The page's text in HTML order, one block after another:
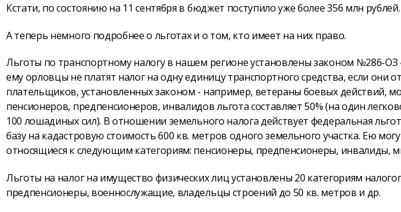
Кстати, по состоянию на 11 сентября в бюджет поступило уже более 356 млн рублей.
А теперь немного подробнее о льготах и о том, кто имеет на них право.
Льготы по транспортному налогу в нашем регионе установлены законом №286-ОЗ
ему орловцы не платят налог на одну единицу транспортного средства, если они
плательщиков, установленных законом - например, ветераны боевых действий,
пенсионеров, предпенсионеров, инвалидов льгота составляет 50% (на один
100 лошадиных сил). В отношении земельного налога действует федеральная
базу на кадастровую стоимость 600 кв. метров одного земельного участка. Ею
относящиеся к следующим категориям: пенсионеры, предпенсионеры, инвалиды,
Льготы на налог на имущество физических лиц установлены 20 категориям
предпенсионеры, военно­служащие, владельцы строений до 50 кв. метров и др.